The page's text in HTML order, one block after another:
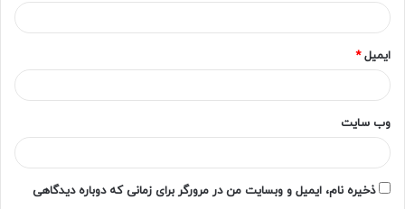
ایمیل*
وب‌ سایت
ذخیره نام، ایمیل و وبسایت من در مرورگر برای زمانی که دوباره دیدگاهی